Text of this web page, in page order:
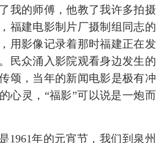
我的师傅，他教了我许多拍摄
福建电影制片厂摄制组同志的
用影像记录着那时福建正在发
民众涌入影院观看身边发生的
颂，当年的新闻电影是极有冲
心灵，“福影”可以说是一炮而
1961年的元宵节，我们到泉州